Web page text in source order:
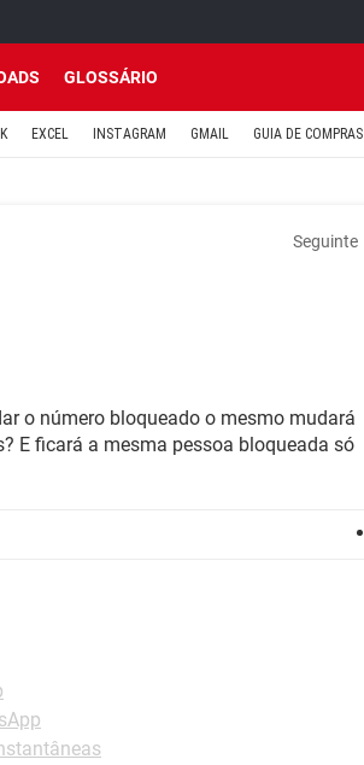
GLOSSÁRIO
EXCEL INSTAGRAM GMAIL GUIA DE COMPRAS
Seguinte
o número bloqueado o mesmo mudará
E ficará a mesma pessoa bloqueada só